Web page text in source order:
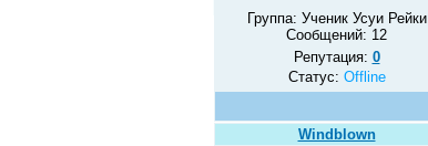
Группа: Ученик Усуи Рейки
Сообщений: 12
Репутация: 0
Статус: Offline
Windblown